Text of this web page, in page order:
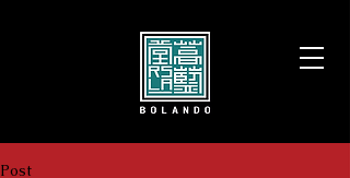
Post